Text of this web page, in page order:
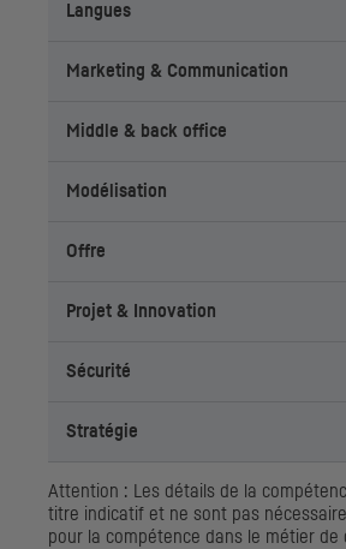
Langues
Marketing & Communication
Middle & back office
Modélisation
Offre
Projet & Innovation
Sécurité
Stratégie
Attention : Les détails de la
titre indicatif et ne sont pas
pour la compétence dans le métier de